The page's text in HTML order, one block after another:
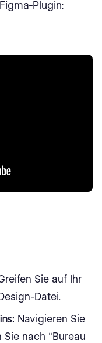
Plugin:
Sie auf Ihr
Datei.
Navigieren Sie
Sie nach "Bureau